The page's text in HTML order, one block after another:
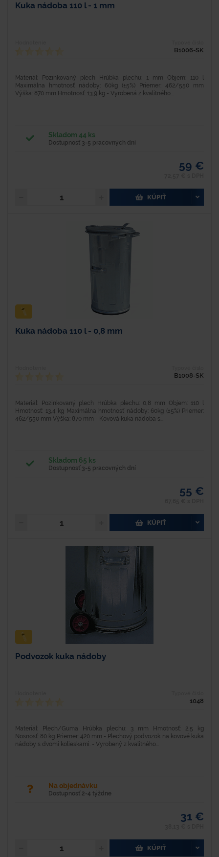
Kuka nádoba 110 l - 1 mm
B1006-SK
Materiál: Pozinkovaný plech Hrúbka plechu: 1 mm Objem: 110 l
Maximálna hmotnosť nádoby: 60kg (±5%) Priemer: 462/550 mm
Výška: 870 mm Hmotnosť: 13,9 kg - Vyrobená z kvalitného...
Skladom 44 ks
Dostupnosť 3-5 pracovných dní
59 €
KÚPIŤ
Kuka nádoba 110 l - 0,8 mm
B1008-SK
Materiál: Pozinkovaný plech Hrúbka plechu: 0,8 mm Objem: 110 l
Hmotnosť: 13,4 kg Maximálna hmotnosť nádoby: 60kg (±5%) Priemer:
462/550 mm Výška: 870 mm - Kovová kuka nádoba s...
Skladom 65 ks
Dostupnosť 3-5 pracovných dní
55 €
KÚPIŤ
Podvozok kuka nádoby
1048
Materiál: Plech/Guma Hrúbka plechu: 3 mm Hmotnosť: 2,5 kg
Nosnosť: 80 kg Priemer: 420 mm - Plechový podvozok na kovové kuka
nádoby s dvomi kolieskami. - Vyrobený z kvalitného...
Na objednávku
Dostupnosť 2-4 týždne
31 €
KÚPIŤ